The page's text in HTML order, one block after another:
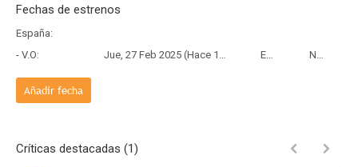
Fechas de estrenos
España:
- V.O:
Jue, 27 Feb 2025 (Hace 1 año y 5 meses) Estreno Netflix
Añadir fecha
Críticas destacadas (1)